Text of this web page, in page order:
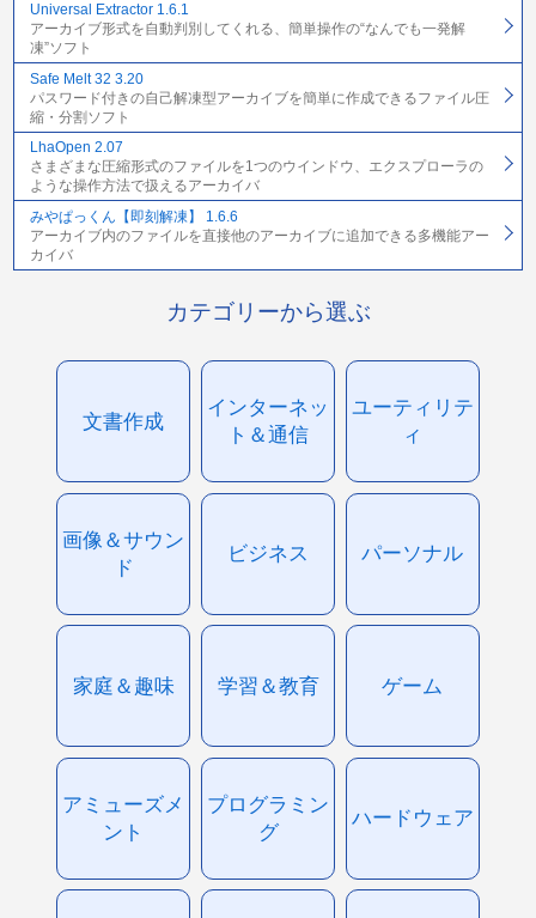
Universal Extractor 1.6.1
アーカイブ形式を自動判別してくれる、簡単操作の“なんでも一発解
凍”ソフト
Safe Melt 32 3.20
パスワード付きの自己解凍型アーカイブを簡単に作成できるファイル圧
縮・分割ソフト
LhaOpen 2.07
さまざまな圧縮形式のファイルを1つのウインドウ、エクスプローラの
ような操作方法で扱えるアーカイバ
みやぱっくん【即刻解凍】 1.6.6
アーカイブ内のファイルを直接他のアーカイブに追加できる多機能アー
カイバ
カテゴリーから選ぶ
文書作成
インターネッ
ト＆通信
ユーティリテ
ィ
画像＆サウン
ド
ビジネス パーソナル
家庭＆趣味 学習＆教育 ゲーム
アミューズメ
ント
プログラミン
グ
ハードウェア